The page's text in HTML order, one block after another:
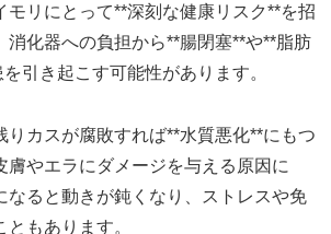
モリにとって**深刻な健康リスク**を招
消化器への負担から**腸閉塞**や**脂肪
引き起こす可能性があります。
りカスが腐敗すれば**水質悪化**にもつ
膚やエラにダメージを与える原因に
なると動きが鈍くなり、ストレスや免
もあります。